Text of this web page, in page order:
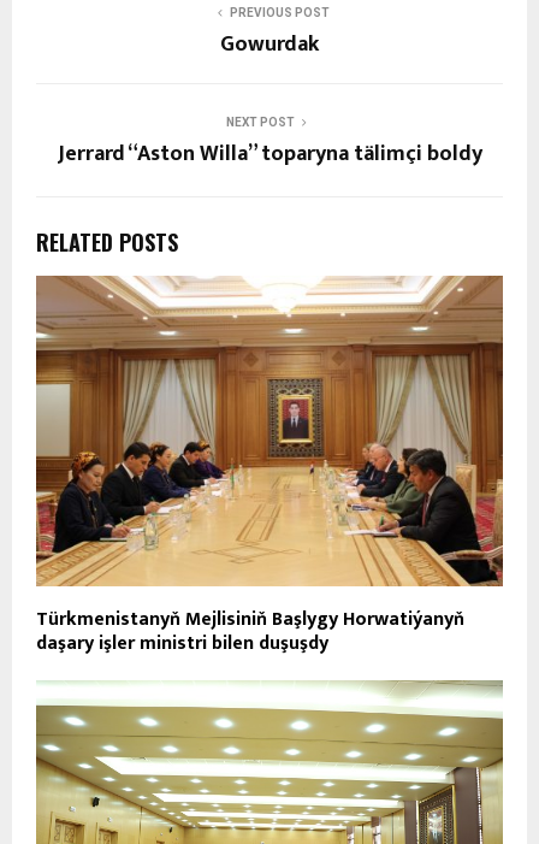
PREVIOUS POST
Gowurdak
NEXT POST
Jerrard “Aston Willa” toparyna tälimçi boldy
RELATED POSTS
Türkmenistanyň Mejlisiniň Başlygy Horwatiýanyň
daşary işler ministri bilen duşuşdy